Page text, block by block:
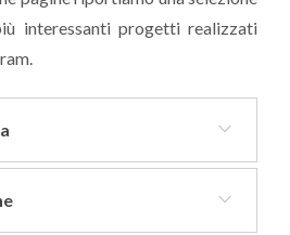
interessanti progetti realizzati